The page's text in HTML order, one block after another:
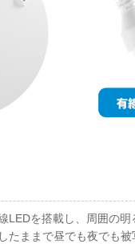
LEDを搭載し、周囲の
たままで昼でも夜でも